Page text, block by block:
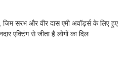
जिम सरभ और वीर दास एमी अवॉर्ड्स के लिए हुए
एक्टिंग से जीता है लोगों का दिल